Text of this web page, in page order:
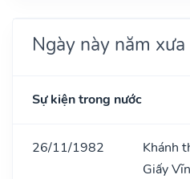
Ngày này năm xưa
Sự kiện trong nước
26/11/1982
Khánh
Giấy